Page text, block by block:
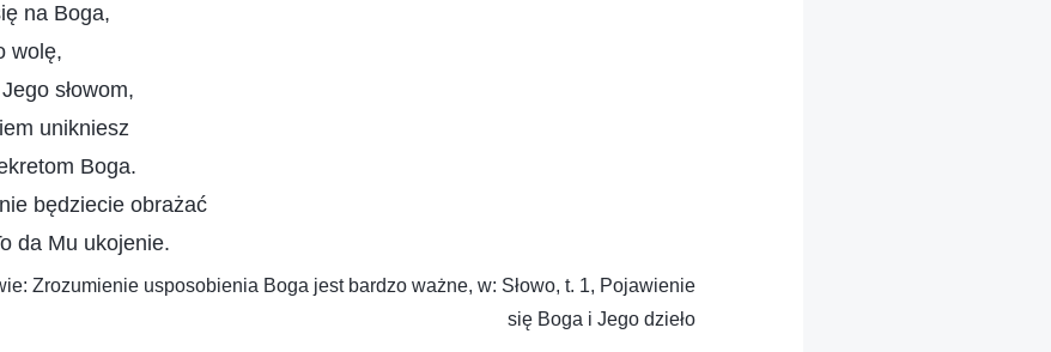
na Boga,
wolę,
słowom,
unikniesz
Boga.
będziecie obrażać
da Mu ukojenie.
Zrozumienie usposobienia Boga jest bardzo ważne, w: Słowo, t. 1, Pojawienie
się Boga i Jego dzieło